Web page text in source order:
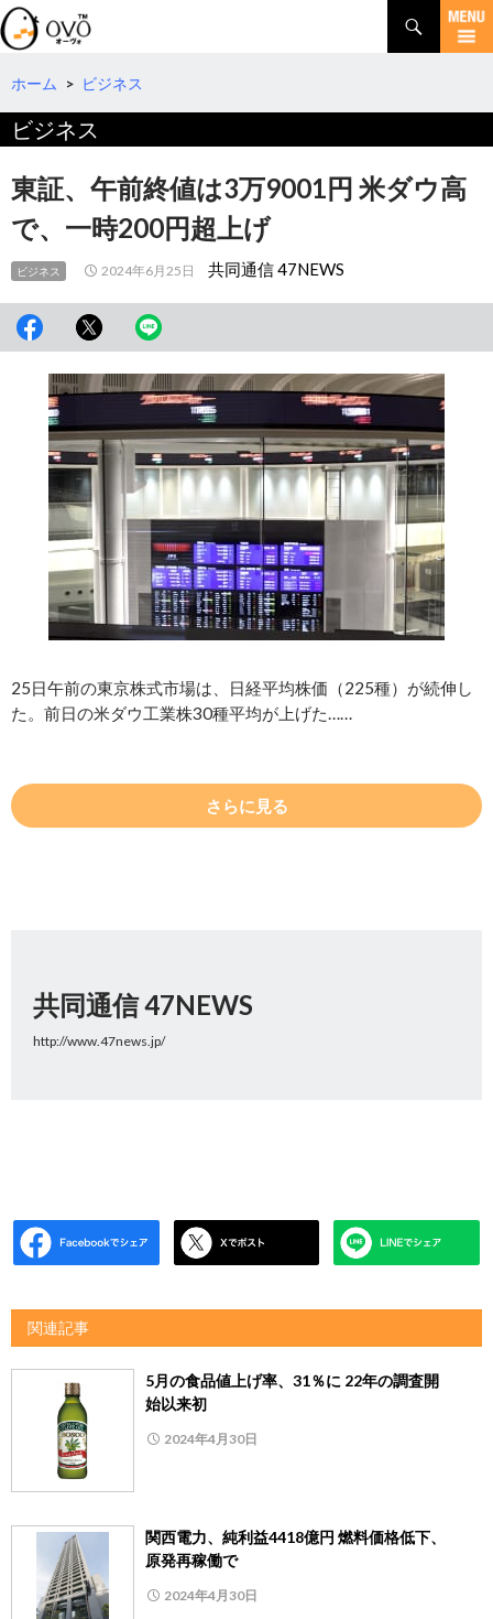
検
索
コ
テ
へ
移
動
ホーム > ビジネス
ビジネス
東証、午前終値は3万9001円 米ダウ高
で、一時200円超上げ
ビジネス 2024年6月25日 共同通信 47NEWS
25日午前の東京株式市場は、日経平均株価（225種）が続伸し
た。前日の米ダウ工業株30種平均が上げた……
さらに見る
共同通信 47NEWS
http://www.47news.jp/
関連記事
5月の食品値上げ率、31％に 22年の調査開
始以来初
2024年4月30日
関西電力、純利益4418億円 燃料価格低下、
原発再稼働で
2024年4月30日